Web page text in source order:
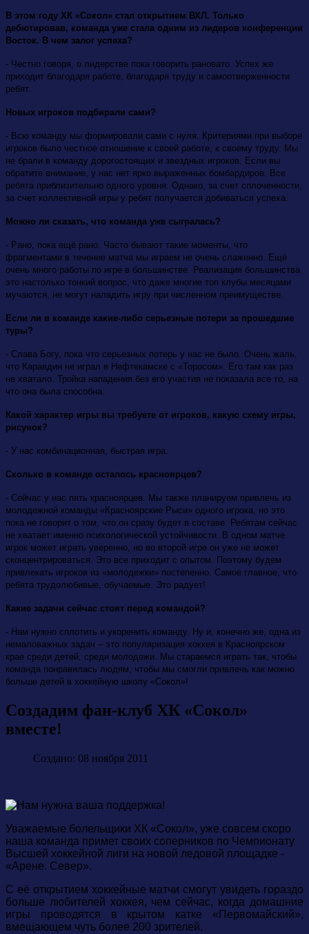
В этом году ХК «Сокол» стал открытием ВХЛ. Только
дебютировав, команда уже стала одним из лидеров конференции
Восток. В чем залог успеха?
- Честно говоря, о лидерстве пока говорить рановато. Успех же
приходит благодаря работе, благодаря труду и самоотверженности
ребят.
Новых игроков подбирали сами?
- Всю команду мы формировали сами с нуля. Критериями при выборе
игроков было честное отношение к своей работе, к своему труду. Мы
не брали в команду дорогостоящих и звездных игроков. Если вы
обратите внимание, у нас нет ярко выраженных бомбардиров. Все
ребята приблизительно одного уровня. Однако, за счет сплоченности,
за счет коллективной игры у ребят получается добиваться успеха.
Можно ли сказать, что команда уже сыгралась?
- Рано, пока ещё рано. Часто бывают такие моменты, что
фрагментами в течение матча мы играем не очень слаженно. Ещё
очень много работы по игре в большинстве. Реализация большинства
это настолько тонкий вопрос, что даже многие топ клубы месяцами
мучаются, не могут наладить игру при численном преимуществе.
Если ли в команде какие-либо серьезные потери за прошедшие
туры?
- Слава Богу, пока что серьезных потерь у нас не было. Очень жаль,
что Каравдин не играл в Нефтекамске с «Торосом». Его там как раз
не хватало. Тройка нападения без его участия не показала все то, на
что она была способна.
Какой характер игры вы требуете от игроков, какую схему игры,
рисунок?
- У нас комбинационная, быстрая игра.
Сколько в команде осталось красноярцев?
- Сейчас у нас пять красноярцев. Мы также планируем привлечь из
молодежной команды «Красноярские Рыси» одного игрока, но это
пока не говорит о том, что он сразу будет в составе. Ребятам сейчас
не хватает именно психологической устойчивости. В одном матче
игрок может играть уверенно, но во второй игре он уже не может
сконцентрироваться. Это все приходит с опытом. Поэтому будем
привлекать игроков из «молодежки» постепенно. Самое главное, что
ребята трудолюбивые, обучаемые. Это радует!
Какие задачи сейчас стоят перед командой?
- Нам нужно сплотить и укоренить команду. Ну и, конечно же, одна из
немаловажных задач – это популяризация хоккея в Красноярском
крае среди детей, среди молодежи. Мы стараемся играть так, чтобы
команда понравилась людям, чтобы мы смогли привлечь как можно
больше детей в хоккейную школу «Сокол»!
Создадим фан-клуб ХК «Сокол»
вместе!
Создано: 08 ноября 2011
Уважаемые болельщики ХК «Сокол», уже совсем скоро
наша команда примет своих соперников по Чемпионату
Высшей хоккейной лиги на новой ледовой площадке -
«Арене. Север».
С её открытием хоккейные матчи смогут увидеть гораздо
больше любителей хоккея, чем сейчас, когда домашние
игры проводятся в крытом катке «Первомайский»,
вмещающем чуть более 200 зрителей.